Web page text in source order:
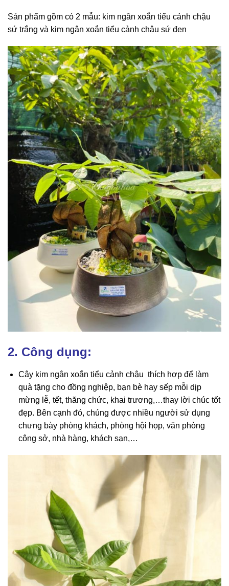
Sản phẩm gồm có 2 mẫu: kim ngân xoắn tiểu cảnh chậu
sứ trắng và kim ngân xoắn tiểu cảnh chậu sứ đen
2. Công dụng:
Cây kim ngân xoắn tiểu cảnh chậu thích hợp để làm
quà tặng cho đồng nghiệp, bạn bè hay sếp mỗi dịp
mừng lễ, tết, thăng chức, khai trương,…thay lời chúc tốt
đẹp. Bên cạnh đó, chúng được nhiều người sử dụng
chưng bày phòng khách, phòng hội họp, văn phòng
công sở, nhà hàng, khách sạn,…